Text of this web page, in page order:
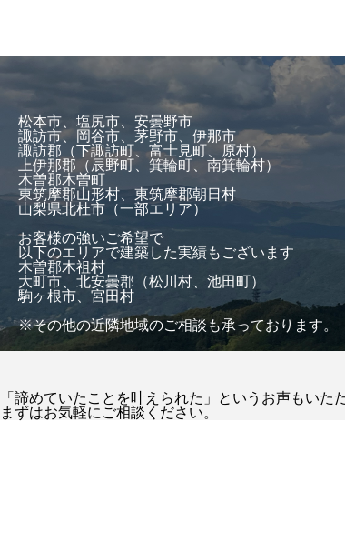
松本市、塩尻市、安曇野市
諏訪市、岡谷市、茅野市、伊那市
諏訪郡（下諏訪町、富士見町、原村）
上伊那郡（辰野町、箕輪町、南箕輪村）
木曽郡木曽町
東筑摩郡山形村、東筑摩郡朝日村
山梨県北杜市（一部エリア）
お客様の強いご希望で
以下のエリアで建築した実績もございます
木曽郡木祖村
大町市、北安曇郡（松川村、池田町）
駒ヶ根市、宮田村
※その他の近隣地域のご相談も承っております。
「諦めていたことを叶えられた」というお声もいた
まずはお気軽にご相談ください。